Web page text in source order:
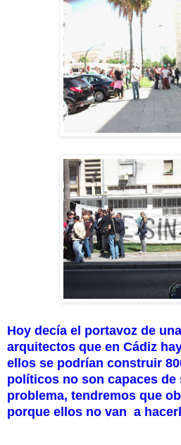
Hoy decía el portavoz de
arquitectos que en Cádiz
ellos se podrían construir
políticos no son capaces de
problema, tendremos que
porque ellos no van a